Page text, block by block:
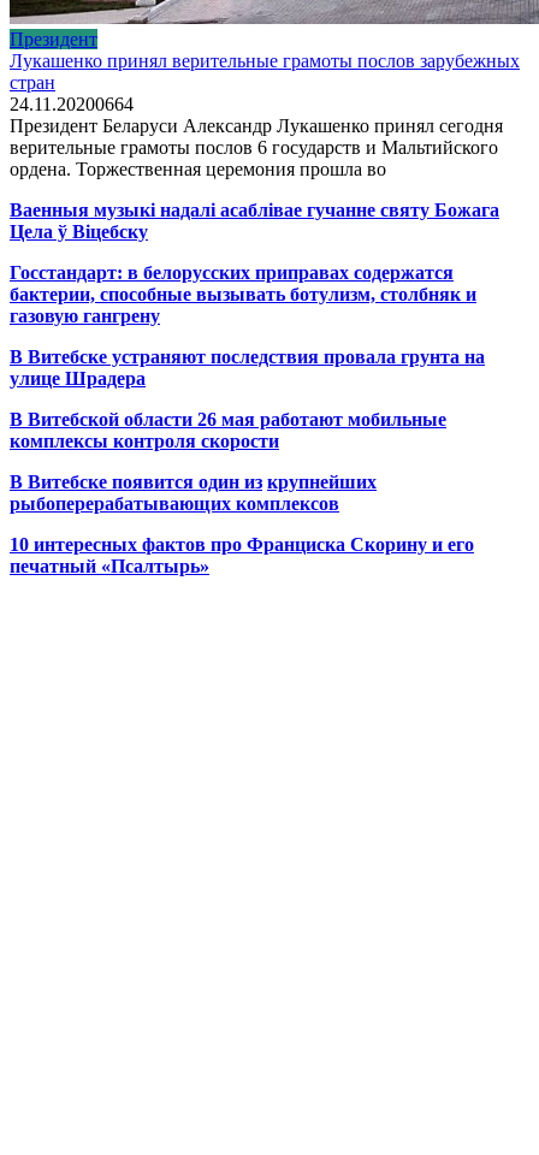
Президент
Лукашенко принял верительные грамоты послов зарубежных
стран
24.11.20200664
Президент Беларуси Александр Лукашенко принял сегодня
верительные грамоты послов 6 государств и Мальтийского
ордена. Торжественная церемония прошла во
Ваенныя музыкі надалі асаблівае гучанне святу Божага
Цела ў Віцебску
Госстандарт: в белорусских приправах содержатся
бактерии, способные вызывать ботулизм, столбняк и
газовую гангрену
В Витебске устраняют последствия провала грунта на
улице Шрадера
В Витебской области 26 мая работают мобильные
комплексы контроля скорости
В Витебске появится один из крупнейших
рыбоперерабатывающих комплексов
10 интересных фактов про Франциска Скорину и его
печатный «Псалтырь»